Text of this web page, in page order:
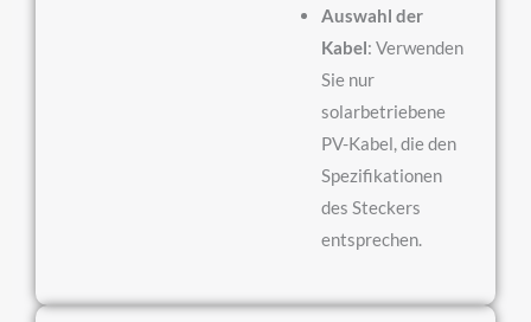
Auswahl der
Kabel: Verwenden
Sie nur
solarbetriebene
PV-Kabel, die den
Spezifikationen
des Steckers
entsprechen.